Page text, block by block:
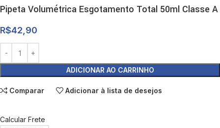
Pipeta Volumétrica Esgotamento Total 50ml Classe A
R$42,90
ADICIONAR AO CARRINHO
Comparar Adicionar à lista de desejos
Calcular Frete